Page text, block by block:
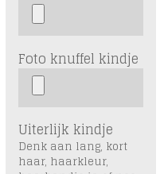
Foto knuffel kindje
Uiterlijk kindje
Denk aan lang, kort
haar, haarkleur,